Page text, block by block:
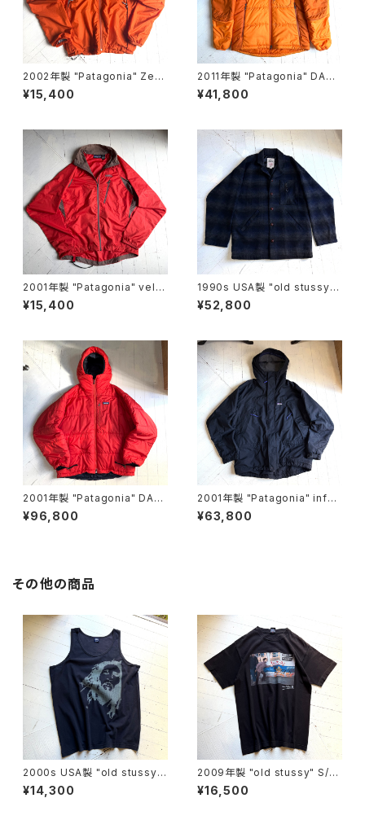
2002年製 "Patagonia" Zep
hur jacket
¥15,400
2011年製 "Patagonia" DAS
PARKA
¥41,800
2001年製 "Patagonia" velo
city O2 jacket
¥15,400
1990s USA製 "old stussy"
omble check jacket
¥52,800
2001年製 "Patagonia" DAS
PARKA
¥96,800
2001年製 "Patagonia" infur
no jacket
¥63,800
その他の商品
2000s USA製 "old stussy"
tank top
¥14,300
2009年製 "old stussy" S/S
T-shirt
¥16,500